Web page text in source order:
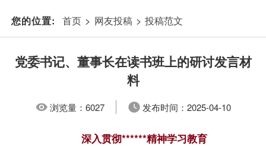
您的位置: 首页 > 网友投稿 > 投稿范文
党委书记、董事长在读书班上的研讨发言材
料
浏览量：6027 发布时间： 2025-04-10
深入贯彻******精神学习教育